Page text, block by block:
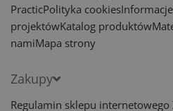
PracticPolityka cookies
projektówKatalog produktów
namiMapa strony
Zakupy
Regulamin sklepu internetowego